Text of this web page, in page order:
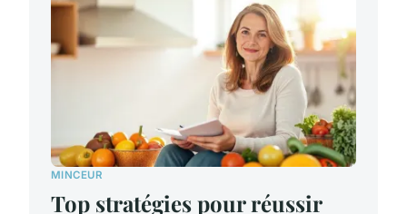
MINCEUR
Top stratégies pour réussir